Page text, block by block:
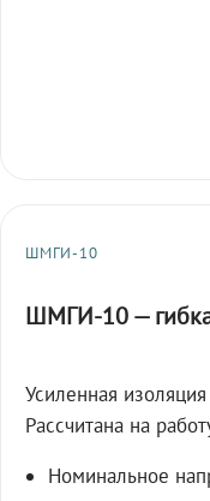
ШМГИ-10
ШМГИ-10 —
Усиленная
Рассчитана на
Номинальное